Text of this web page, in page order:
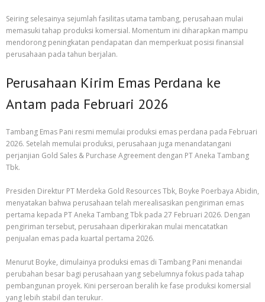
Seiring selesainya sejumlah fasilitas utama tambang, perusahaan mulai
memasuki tahap produksi komersial. Momentum ini diharapkan mampu
mendorong peningkatan pendapatan dan memperkuat posisi finansial
perusahaan pada tahun berjalan.
Perusahaan Kirim Emas Perdana ke
Antam pada Februari 2026
Tambang Emas Pani resmi memulai produksi emas perdana pada Februari
2026. Setelah memulai produksi, perusahaan juga menandatangani
perjanjian Gold Sales & Purchase Agreement dengan PT Aneka Tambang
Tbk.
Presiden Direktur PT Merdeka Gold Resources Tbk, Boyke Poerbaya Abidin,
menyatakan bahwa perusahaan telah merealisasikan pengiriman emas
pertama kepada PT Aneka Tambang Tbk pada 27 Februari 2026. Dengan
pengiriman tersebut, perusahaan diperkirakan mulai mencatatkan
penjualan emas pada kuartal pertama 2026.
Menurut Boyke, dimulainya produksi emas di Tambang Pani menandai
perubahan besar bagi perusahaan yang sebelumnya fokus pada tahap
pembangunan proyek. Kini perseroan beralih ke fase produksi komersial
yang lebih stabil dan terukur.